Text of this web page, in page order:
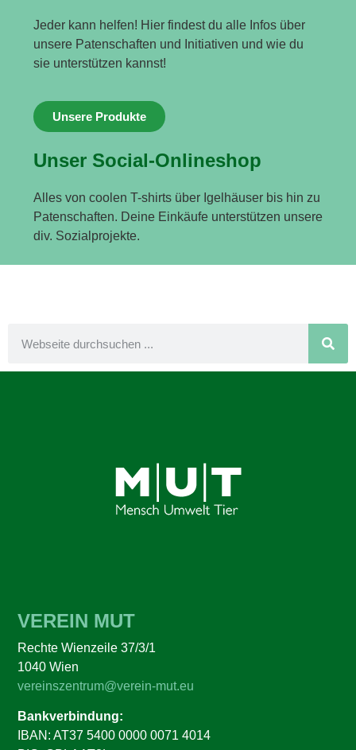
Jeder kann helfen! Hier findest du alle Infos über
unsere Patenschaften und Initiativen und wie du
sie unterstützen kannst!
Unsere Produkte
Unser Social-Onlineshop
Alles von coolen T-shirts über Igelhäuser bis hin zu
Patenschaften. Deine Einkäufe unterstützen unsere
div. Sozialprojekte.
VEREIN MUT
Rechte Wienzeile 37/3/1
1040 Wien
vereinszentrum@verein-mut.eu
Bankverbindung:
IBAN: AT37 5400 0000 0071 4014